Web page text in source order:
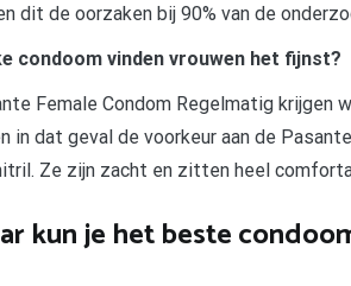
dit de oorzaken bij 90% van de
condoom vinden vrouwen het fijnst?
Female Condom Regelmatig krijgen
in dat geval de voorkeur aan de
Ze zijn zacht en zitten heel
kun je het beste